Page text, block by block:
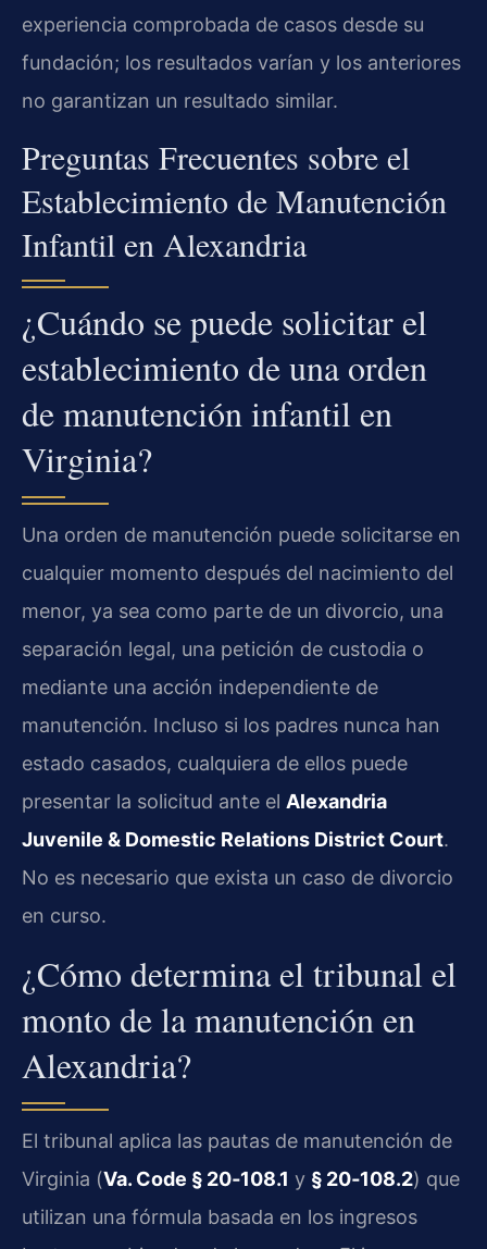
experiencia comprobada de casos desde su
fundación; los resultados varían y los anteriores
no garantizan un resultado similar.
Preguntas Frecuentes sobre el
Establecimiento de Manutención
Infantil en Alexandria
¿Cuándo se puede solicitar el
establecimiento de una orden
de manutención infantil en
Virginia?
Una orden de manutención puede solicitarse en
cualquier momento después del nacimiento del
menor, ya sea como parte de un divorcio, una
separación legal, una petición de custodia o
mediante una acción independiente de
manutención. Incluso si los padres nunca han
estado casados, cualquiera de ellos puede
presentar la solicitud ante el Alexandria
Juvenile & Domestic Relations District Court.
No es necesario que exista un caso de divorcio
en curso.
¿Cómo determina el tribunal el
monto de la manutención en
Alexandria?
El tribunal aplica las pautas de manutención de
Virginia (Va. Code § 20‑108.1 y § 20‑108.2) que
utilizan una fórmula basada en los ingresos